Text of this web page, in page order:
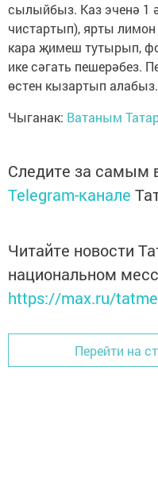
сылыйбыз. Каз эченә 1
чистартып), ярты
кара җимеш тутырып,
ике сәгать пешерәбез.
өстен кызартып алабыз.
Чыганак: Ватаным
Следите за самым
Telegram-канале
Читайте новости
национальном
https://max.ru/
Перейти на